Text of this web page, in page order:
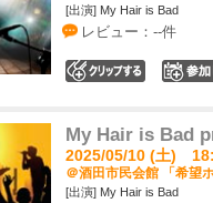
[出演] My Hair is Bad
レビュー：--件
My Hair is Bad
2025/05/10 (土)
＠酒田市民会館 「希望
[出演] My Hair is Bad